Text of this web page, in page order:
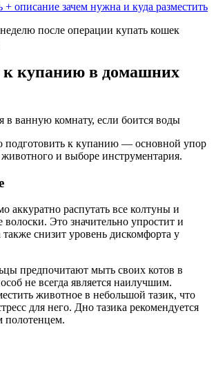
+ описание зачем нужна и куда разместить
после операции купать кошек
к купанию в домашних
в ванную комнату, если боится воды
подготовить к купанию — основной упор
и выборе инструментария.
аккуратно распутать все колтуны и
волоски. Это значительно упростит и
также снизит уровень дискомфорта у
предпочитают мыть своих котов в
не всегда является наилучшим.
животное в небольшой тазик, что
для него. Дно тазика рекомендуется
полотенцем.